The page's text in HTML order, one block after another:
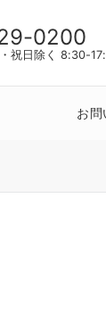
0200
祝日除く 8:30-
お問